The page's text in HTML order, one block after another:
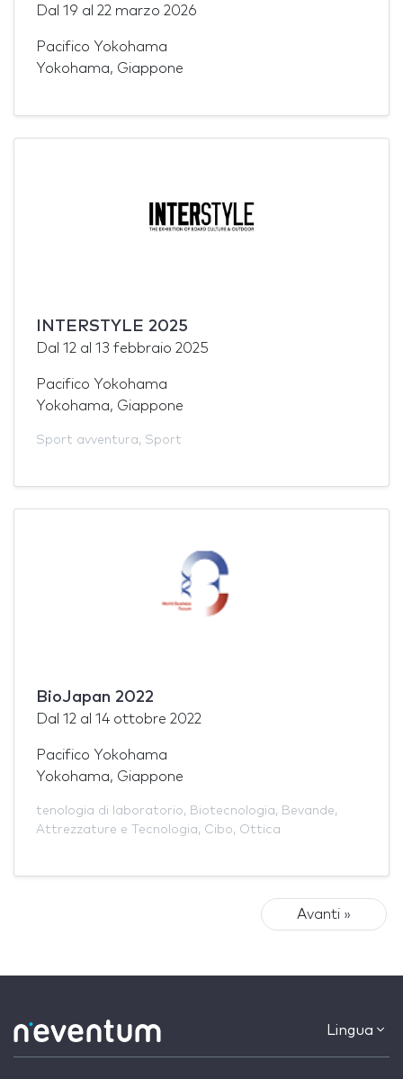
Dal 19 al 22 marzo 2026
Pacifico Yokohama
Yokohama, Giappone
INTERSTYLE 2025
Dal 12 al 13 febbraio 2025
Pacifico Yokohama
Yokohama, Giappone
Sport avventura, Sport
BioJapan 2022
Dal 12 al 14 ottobre 2022
Pacifico Yokohama
Yokohama, Giappone
tenologia di laboratorio, Biotecnologia, Bevande,
Attrezzature e Tecnologia, Cibo, Ottica
Avanti »
Lingua